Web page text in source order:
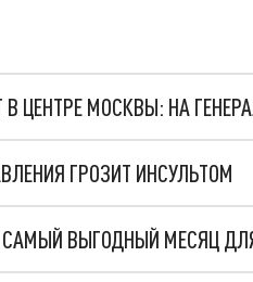
ЦЕНТРЕ МОСКВЫ: НА
ГРОЗИТ ИНСУЛЬТОМ
ВЫГОДНЫЙ МЕСЯЦ